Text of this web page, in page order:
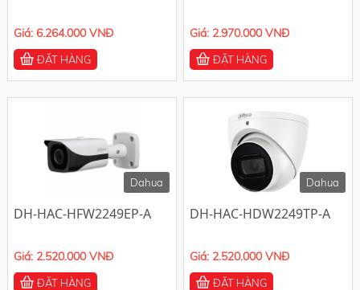
Giá: 6.264.000 VNĐ
ĐẶT HÀNG
Giá: 2.970.000 VNĐ
ĐẶT HÀNG
Dahua
DH-HAC-HFW2249EP-A
Giá: 2.520.000 VNĐ
ĐẶT HÀNG
Dahua
DH-HAC-HDW2249TP-A
Giá: 2.520.000 VNĐ
ĐẶT HÀNG